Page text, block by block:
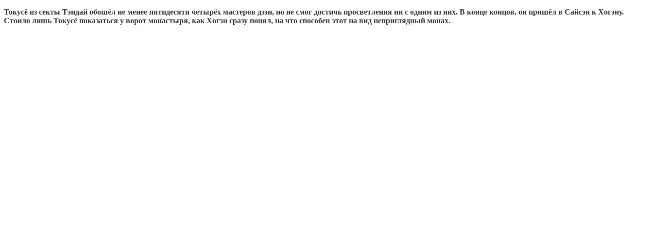
Токусё из секты Тэндай обошёл не менее пятидесяти четырёх мастеров дзэн, но не смог достичь просветления ни с одним из них. В конце концов, он пришёл в Сайсэн к Хогэну.
Стоило лишь Токусё показаться у ворот монастыря, как Хогэн сразу понял, на что способен этот на вид неприглядный монах.